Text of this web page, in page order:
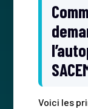
Voici les